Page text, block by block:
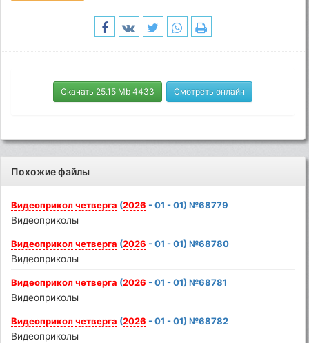
Скачать 25.15 Mb 4433 Смотреть онлайн
Похожие файлы
Видеоприкол четверга (2026 - 01 - 01) №68779
Видеоприколы
Видеоприкол четверга (2026 - 01 - 01) №68780
Видеоприколы
Видеоприкол четверга (2026 - 01 - 01) №68781
Видеоприколы
Видеоприкол четверга (2026 - 01 - 01) №68782
Видеоприколы